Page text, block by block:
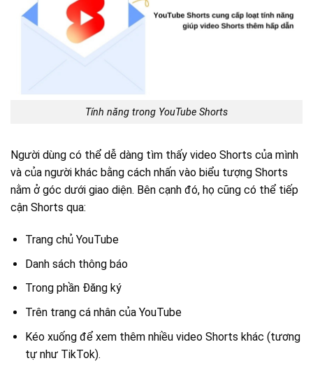
Tính năng trong YouTube Shorts
Người dùng có thể dễ dàng tìm thấy video Shorts của mình
và của người khác bằng cách nhấn vào biểu tượng Shorts
nằm ở góc dưới giao diện. Bên cạnh đó, họ cũng có thể tiếp
cận Shorts qua:
Trang chủ YouTube
Danh sách thông báo
Trong phần Đăng ký
Trên trang cá nhân của YouTube
Kéo xuống để xem thêm nhiều video Shorts khác (tương
tự như TikTok).